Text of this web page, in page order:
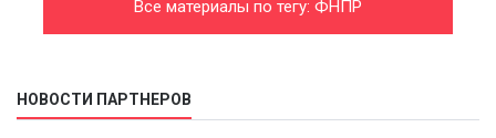
Все материалы по тегу: ФНПР
НОВОСТИ ПАРТНЕРОВ